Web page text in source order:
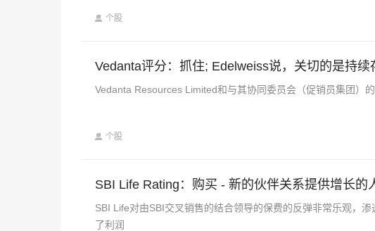
个股
Vedanta评分：抓住; Edelweiss说，关切的是持续
Vedanta Resources Limited和与其协同委员会（促销员集团）
个股
SBI Life Rating：购买 - 新的伙伴关系提供增长的
SBI Life对由SBI交叉销售的结合领导的保费的反弹非常乐观，
了利润